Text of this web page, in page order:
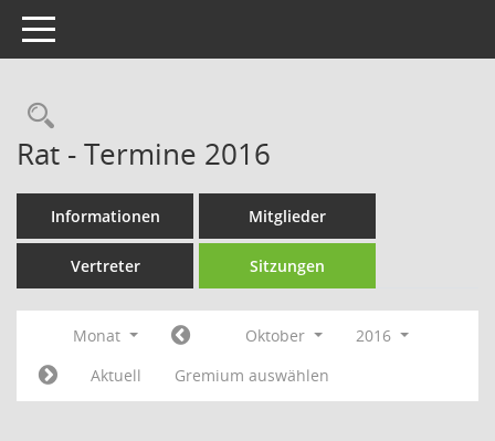
Toggle navigation
Rechercheauswahl
Rat - Termine 2016
Informationen Mitglieder
Vertreter Sitzungen
Monat Oktober
2016
Aktuell
Gremium auswählen